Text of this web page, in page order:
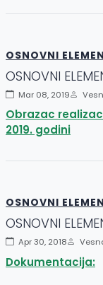
OSNOVNI
OSNOVNI
Mar 08, 2019
Obrazac
2019. godini
OSNOVNI
OSNOVNI
Apr 30, 2018
Dokumentacija: